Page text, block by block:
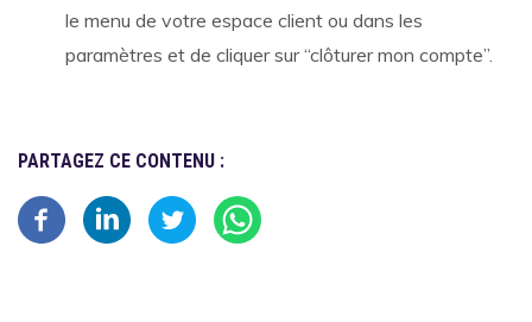
le menu de votre espace client ou dans les
paramètres et de cliquer sur “clôturer mon compte”.
PARTAGEZ CE CONTENU :